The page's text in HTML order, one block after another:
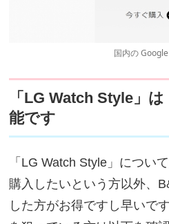
国内の
「LG Watch Style」
能です
「LG Watch Style」につい
購入したいという方以外、
した方がお得ですし早いで